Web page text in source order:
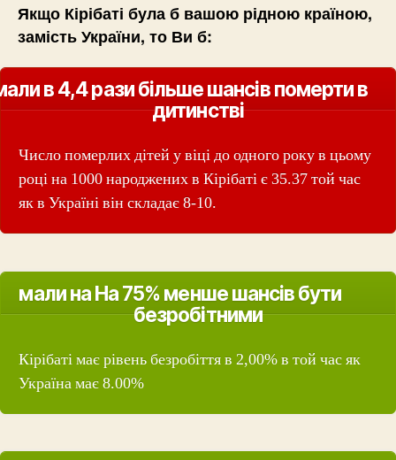
Якщо Кірібаті була б вашою рідною країною,
замість України, то Ви б:
в 4,4 рази більше шансів померти в
дитинстві
Число померлих дітей у віці до одного року в цьому
році на 1000 народжених в Кірібаті є 35.37 той час
як в Україні він складає 8-10.
мали на На 75% менше шансів бути
безробітними
Кірібаті має рівень безробіття в 2,00% в той час як
Україна має 8.00%